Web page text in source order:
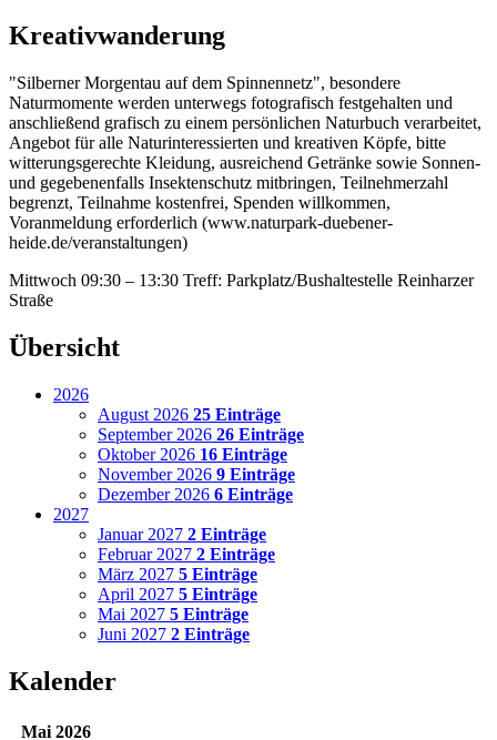
Kreativwanderung
"Silberner Morgentau auf dem Spinnennetz", besondere
Naturmomente werden unterwegs fotografisch festgehalten und
anschließend grafisch zu einem persönlichen Naturbuch verarbeitet,
Angebot für alle Naturinteressierten und kreativen Köpfe, bitte
witterungsgerechte Kleidung, ausreichend Getränke sowie Sonnen-
und gegebenenfalls Insektenschutz mitbringen, Teilnehmerzahl
begrenzt, Teilnahme kostenfrei, Spenden willkommen,
Voranmeldung erforderlich (www.naturpark-duebener-
heide.de/veranstaltungen)
Mittwoch 09:30 – 13:30 Treff: Parkplatz/Bushaltestelle Reinharzer
Straße
Übersicht
2026
August 2026 25 Einträge
September 2026 26 Einträge
Oktober 2026 16 Einträge
November 2026 9 Einträge
Dezember 2026 6 Einträge
2027
Januar 2027 2 Einträge
Februar 2027 2 Einträge
März 2027 5 Einträge
April 2027 5 Einträge
Mai 2027 5 Einträge
Juni 2027 2 Einträge
Kalender
Mai 2026